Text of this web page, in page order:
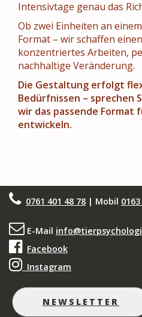
Intensivtage genau das
Ob zwei Einheiten an
Format – wir schaffen
konzentriertes Arbeiten,
nachhaltige Veränderung.
Die Gestaltung erfolgt
Bedürfnissen – sprechen
wir das passende Format
entwickeln.
0761 401 48 78 | Mobil
E-Mail
Facebook
Instagram
NEWSLETTER